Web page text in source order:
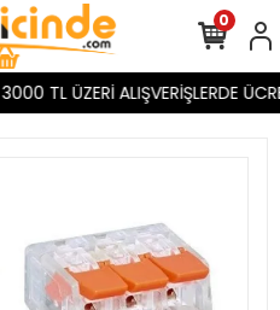
3000 TL ÜZERİ ALIŞVERİŞLERDE
0